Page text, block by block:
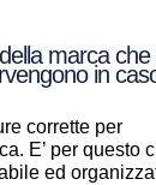
marca che
in
corrette per
E’ per questo
ed